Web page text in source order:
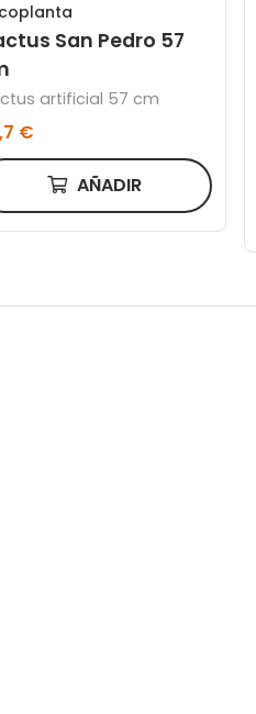
San Pedro 57
artificial 57 cm
€
AÑADIR